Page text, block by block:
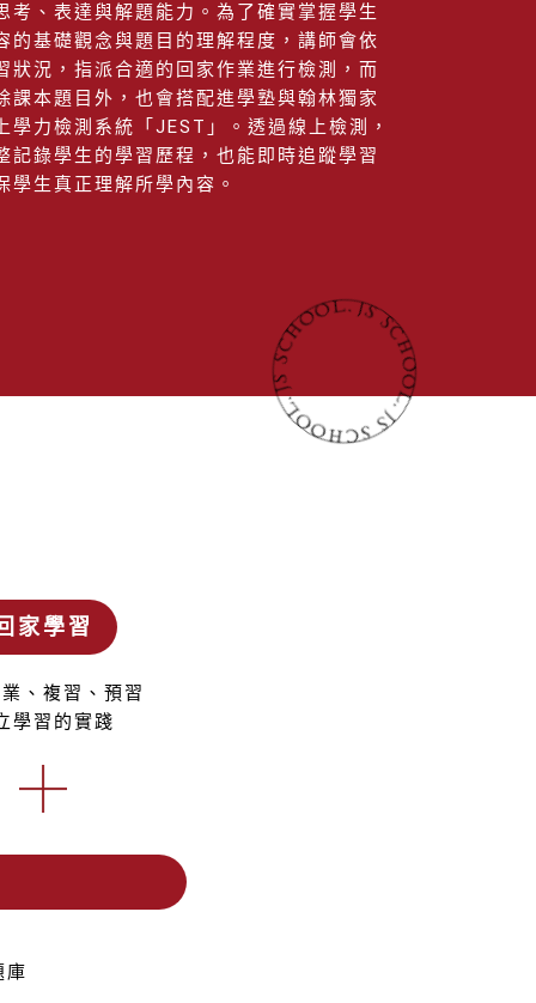
考、表達與解題能力。為了確實掌握學生
的基礎觀念與題目的理解程度，講師會依
狀況，指派合適的回家作業進行檢測，而
課本題目外，也會搭配進學塾與翰林獨家
學力檢測系統「JEST」。透過線上檢測，
記錄學生的學習歷程，也能即時追蹤學習
學生真正理解所學內容。
家學習
、複習、預習
學習的實踐
庫